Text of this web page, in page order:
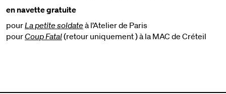
en navette gratuite
pourLa petite soldate à l’Atelier de Paris
pourCoup Fatal(retour uniquement ) à la MAC de Créteil